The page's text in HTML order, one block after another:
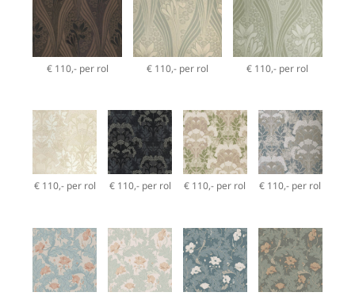
€ 110,- per rol € 110,- per rol € 110,- per rol
€ 110,- per rol € 110,- per rol € 110,- per rol € 110,- per rol